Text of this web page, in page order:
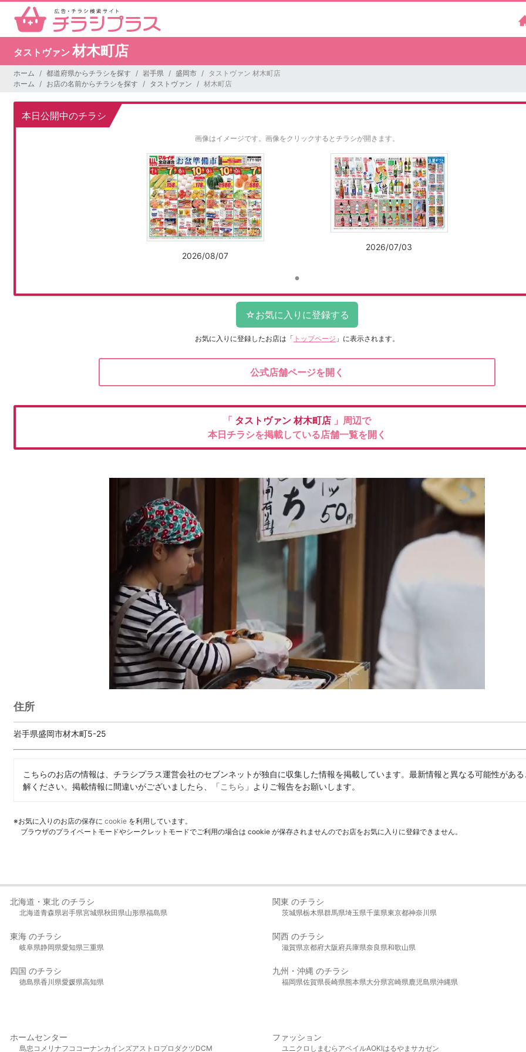
タストヴァン 材木町店
ホーム 都道府県からチラシを探す 岩手県 盛岡市
タストヴァン 材木町店
ホーム
お店の名前からチラシを探す タストヴァン 材木町店
本日公開中のチラシ
画像はイメージです。 画像をクリックするとチラシが開きます。
2026/08/07
2026/07/03
お気に入りに登録したお店は 「 トップページ 」に表示されます。
公式店舗ページを開く
「 タストヴァン材木町店 」周辺で
本日チラシを掲載している店舗一覧を開く
住所
岩手県盛岡市材木町5-25
こちらのお店の情報は、チラシプラス運営会社のセブンネットが独自に収集した情報を掲載しています。最新情報と異なる可能性があ
解ください。掲載情報に間違いがございましたら、「こちら 」よりご報告をお願いします。
※お気に入りのお店の保存に cookie を利用しています。
ブラウザのプライベートモードやシークレットモードでご利用の場合は cookie が保存されませんのでお店をお気に入りに登録できません。
北海道・東北 のチラシ
北海道青森県岩手県宮城県秋田県山形県福島県
関東 のチラシ
茨城県栃木県群馬県埼玉県千葉県東京都神奈川県
東海 のチラシ
岐阜県静岡県愛知県三重県
関西 のチラシ
滋賀県京都府大阪府兵庫県奈良県和歌山県
四国 のチラシ
徳島県香川県愛媛県高知県
九州・沖縄 のチラシ
福岡県佐賀県長崎県熊本県大分県宮崎県 鹿児島県沖縄県
ホームセンター
島忠 コメリ ナフコ コーナンカインズアストロプロダクツDCM
ファッション
ユニクロ しまむら アベイルAOKIはるやま サカゼン